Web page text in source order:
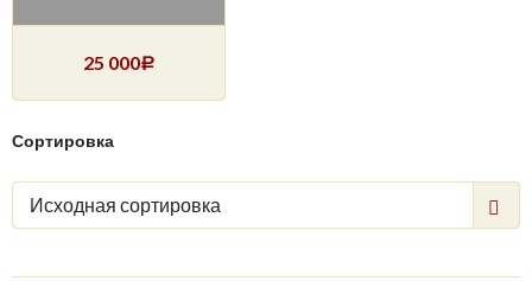
25 000Р
Сортировка
Исходная сортировка